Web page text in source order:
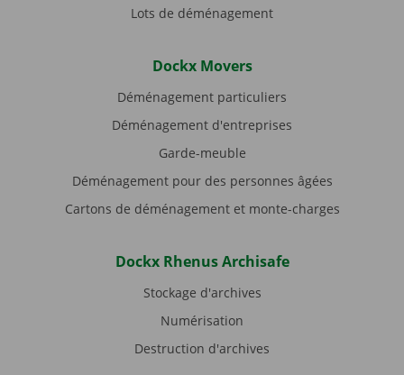
Lots de déménagement
Dockx Movers
Déménagement particuliers
Déménagement d'entreprises
Garde-meuble
Déménagement pour des personnes âgées
Cartons de déménagement et monte-charges
Dockx Rhenus Archisafe
Stockage d'archives
Numérisation
Destruction d'archives